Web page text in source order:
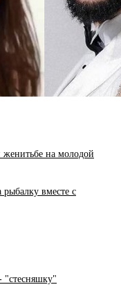
женитьбе на молодой
рыбалку вместе с
"стесняшку"